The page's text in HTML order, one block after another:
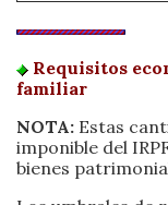
Requisitos
familiar
NOTA: Estas
imponible del
bienes